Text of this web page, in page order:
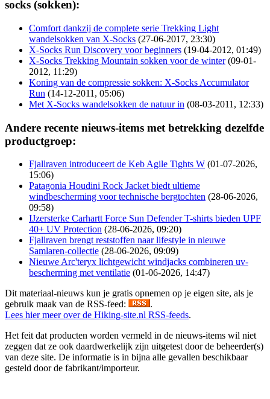
socks (sokken):
Comfort dankzij de complete serie Trekking Light
wandelsokken van X-Socks (27-06-2017, 23:30)
X-Socks Run Discovery voor beginners (19-04-2012, 01:49)
X-Socks Trekking Mountain sokken voor de winter (09-01-
2012, 11:29)
Koning van de compressie sokken: X-Socks Accumulator
Run (14-12-2011, 05:06)
Met X-Socks wandelsokken de natuur in (08-03-2011, 12:33)
Andere recente nieuws-items met betrekking dezelfde
productgroep:
Fjallraven introduceert de Keb Agile Tights W (01-07-2026,
15:06)
Patagonia Houdini Rock Jacket biedt ultieme
windbescherming voor technische bergtochten (28-06-2026,
09:58)
IJzersterke Carhartt Force Sun Defender T-shirts bieden UPF
40+ UV Protection (28-06-2026, 09:20)
Fjallraven brengt reststoffen naar lifestyle in nieuwe
Samlaren-collectie (28-06-2026, 09:09)
Nieuwe Arc'teryx lichtgewicht windjacks combineren uv-
bescherming met ventilatie (01-06-2026, 14:47)
Dit materiaal-nieuws kun je gratis opnemen op je eigen site, als je
gebruik maak van de RSS-feed:
.
Lees hier meer over de Hiking-site.nl RSS-feeds.
Het feit dat producten worden vermeld in de nieuws-items wil niet
zeggen dat ze ook daardwerkelijk zijn uitgetest door de beheerder(s)
van deze site. De informatie is in bijna alle gevallen beschikbaar
gesteld door de fabrikant/importeur.